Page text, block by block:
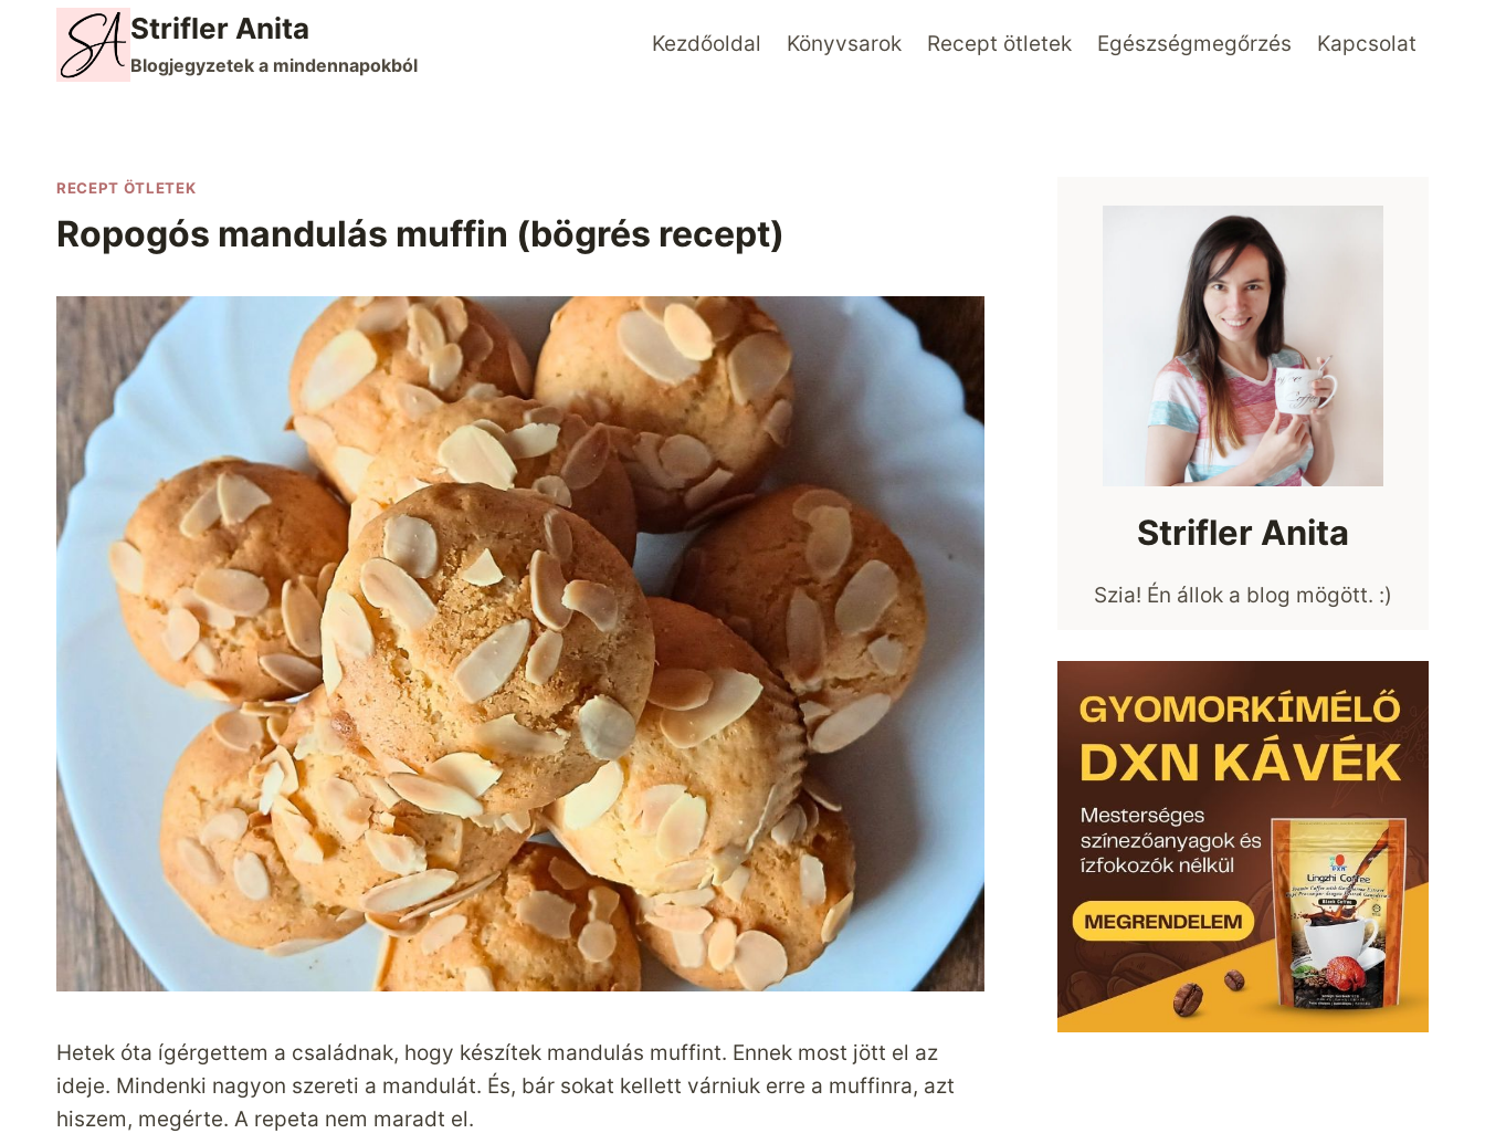
content
Strifler Anita
Blogjegyzetek a mindennapokból
Kezdőoldal Könyvsarok Recept ötletek Egészségmegőrzés Kapcsolat
RECEPT ÖTLETEK
Ropogós mandulás muffin (bögrés recept)
Hetek óta ígérgettem a családnak, hogy készítek mandulás muffint. Ennek most jött el az
ideje. Mindenki nagyon szereti a mandulát. És, bár sokat kellett várniuk erre a muffinra, azt
hiszem, megérte. A repeta nem maradt el.
Strifler Anita
Szia! Én állok a blog mögött. :)